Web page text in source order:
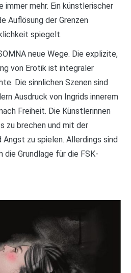
mehr. Ein künstlerischer
Auflösung der Grenzen
spiegelt.
neue Wege. Die explizite,
von Erotik ist integraler
Die sinnlichen Szenen sind
Ausdruck von Ingrids innerem
Freiheit. Die Künstlerinnen
zu brechen und mit der
zu spielen. Allerdings sind
die Grundlage für die FSK-